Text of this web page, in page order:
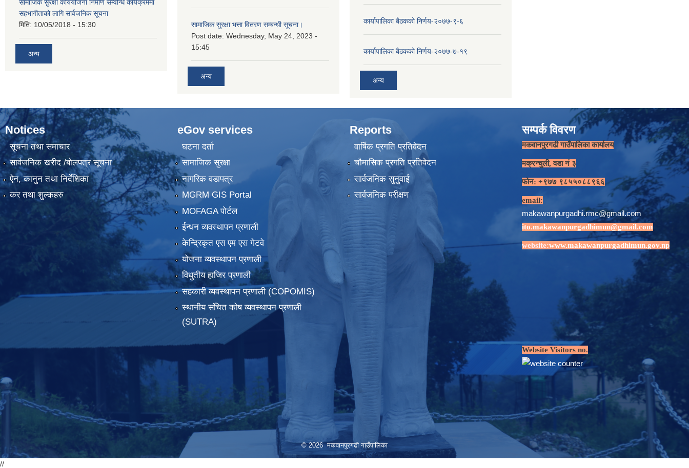
सामाजिक सुरक्षा कार्ययोजना निर्माण सम्वन्धि कार्यक्रममा
सहभागीताको लागि सार्वजनिक सूचना
मिति: 10/05/2018 - 15:30
अन्य
सामाजिक सुरक्षा भत्ता वितरण सम्बन्धी सूचना।
Post date: Wednesday, May 24, 2023 -
15:45
अन्य
कार्यापालिका बैठकको निर्णय-२०७७-९-६
कार्यापालिका बैठकको निर्णय-२०७७-७-१९
अन्य
Notices
सूचना तथा समाचार
सार्वजनिक खरीद /बोलपत्र सूचना
ऐन, कानुन तथा निर्देशिका
कर तथा शुल्कहरु
eGov services
घटना दर्ता
सामाजिक सुरक्षा
नागरिक वडापत्र
MGRM GIS Portal
MOFAGA पोर्टल
ईन्धन व्यवस्थापन प्रणाली
केन्द्रिकृत एस एम एस गेटवे
योजना व्यवस्थापन प्रणाली
विधुतीय हाजिर प्रणाली
सहकारी व्यवस्थापन प्रणाली (COPOMIS)
स्थानीय संचित कोष व्यवस्थापन प्रणाली
(SUTRA)
Reports
वार्षिक प्रगति प्रतिवेदन
चौमासिक प्रगति प्रतिवेदन
सार्वजनिक सुनुवाई
सार्वजनिक परीक्षण
सम्पर्क विवरण
मकवानपुरगढी गाउँपालिका कार्यालय
मक्रन्चुली, वडा नं ३
फोन: +९७७ ९८५५०८८९६६
email:
makawanpurgadhi.rmc@gmail.com
ito.makawanpurgadhimun@gmail.com
website:www.makawanpurgadhimun.gov.np
Website Visitors no.
© 2026 मकवानपुरगढी गाउँपालिका
//